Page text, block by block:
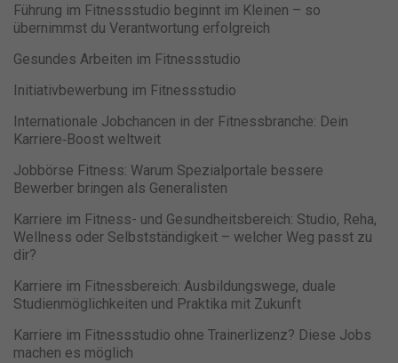
Führung im Fitnessstudio beginnt im Kleinen – so
übernimmst du Verantwortung erfolgreich
Gesundes Arbeiten im Fitnessstudio
Initiativbewerbung im Fitnessstudio
Internationale Jobchancen in der Fitnessbranche: Dein
Karriere‑Boost weltweit
Jobbörse Fitness: Warum Spezialportale bessere
Bewerber bringen als Generalisten
Karriere im Fitness- und Gesundheitsbereich: Studio, Reha,
Wellness oder Selbstständigkeit – welcher Weg passt zu
dir?
Karriere im Fitnessbereich: Ausbildungswege, duale
Studienmöglichkeiten und Praktika mit Zukunft
Karriere im Fitnessstudio ohne Trainerlizenz? Diese Jobs
machen es möglich